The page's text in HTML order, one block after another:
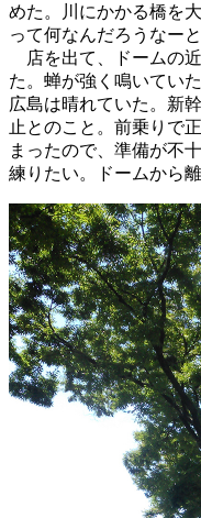
めた。川にかかる橋を
って何なんだろうなー
店を出て、ドームの
た。蝉が強く鳴いてい
広島は晴れていた。新
止とのこと。前乗りで
まったので、準備が不
練りたい。ドームから